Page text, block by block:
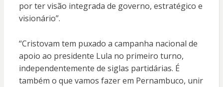
por ter visão integrada de governo, estratégico e
visionário”.
“Cristovam tem puxado a campanha nacional de
apoio ao presidente Lula no primeiro turno,
independentemente de siglas partidárias. É
também o que vamos fazer em Pernambuco, unir